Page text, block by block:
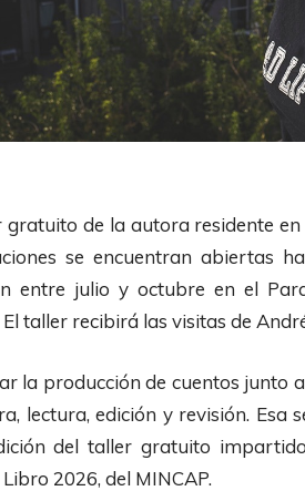
gratuito de la autora residente
se encuentran abiertas
entre julio y octubre en el
taller recibirá las visitas de
la producción de cuentos junto
lectura, edición y revisión.
del taller gratuito
2026, del MINCAP.